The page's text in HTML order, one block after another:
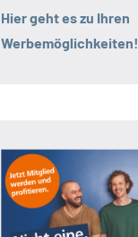
Hier geht es zu Ihren
Werbemöglichkeiten!